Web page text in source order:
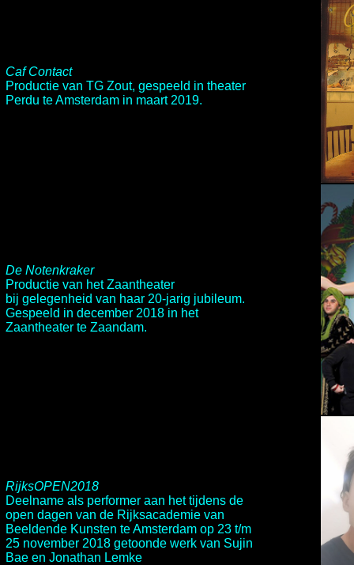
Caf Contact
Productie van TG Zout, gespeeld in theater
Perdu te Amsterdam in maart 2019.
De Notenkraker
Productie van hetZaantheater
bij gelegenheid van haar 20-jarig jubileum.
Gespeeld in december 2018 in het
Zaantheater te Zaandam.
RijksOPEN2018
Deelname als performer aan het tijdens de
open dagen van de Rijksacademie van
Beeldende Kunsten te Amsterdam op 23 t/m
25 november 2018 getoonde werk van Sujin
Bae en Jonathan Lemke